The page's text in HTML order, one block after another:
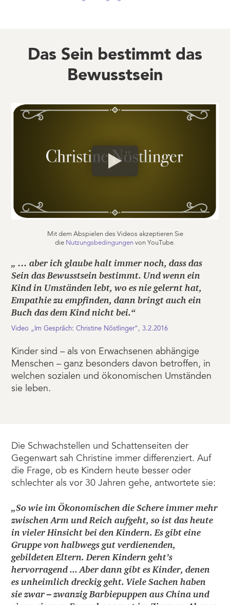
Das Sein bestimmt das
Bewusstsein
Mit dem Abspielen des Videos akzeptieren Sie
die Nutzungsbedingungen von YouTube.
„ … aber ich glaube halt immer noch, dass das
Sein das Bewusstsein bestimmt. Und wenn ein
Kind in Umständen lebt, wo es nie gelernt hat,
Empathie zu empfinden, dann bringt auch ein
Buch das dem Kind nicht bei.“
Video „Im Gespräch: Christine Nöstlinger“, 3.2.2016
Kinder sind – als von Erwachsenen abhängige
Menschen – ganz besonders davon betroffen, in
welchen sozialen und ökonomischen Umständen
sie leben.
Die Schwachstellen und Schattenseiten der
Gegenwart sah Christine immer differenziert. Auf
die Frage, ob es Kindern heute besser oder
schlechter als vor 30 Jahren gehe, antwortete sie:
„So wie im Ökonomischen die Schere immer mehr
zwischen Arm und Reich aufgeht, so ist das heute
in vieler Hinsicht bei den Kindern. Es gibt eine
Gruppe von halbwegs gut verdienenden,
gebildeten Eltern. Deren Kindern geht’s
hervorragend ... Aber dann gibt es Kinder, denen
es unheimlich dreckig geht. Viele Sachen haben
sie zwar – zwanzig Barbiepuppen aus China und